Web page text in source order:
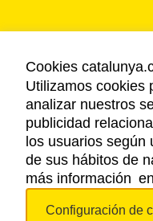
Copyright © 2026. Agencia
Cookies
Utilizamos cookies
analizar nuestros
publicidad
los usuarios
de sus hábitos de
más información
Configuración de